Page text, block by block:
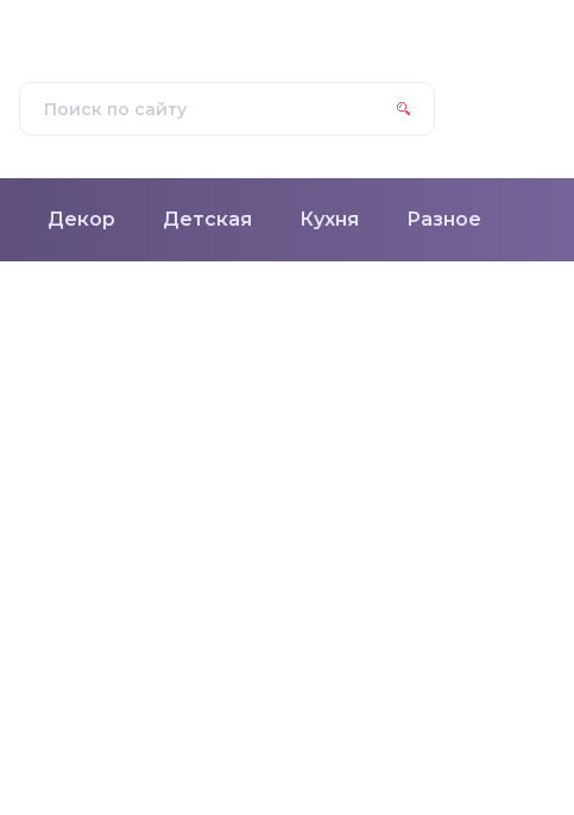
Декор Детская Кухня Разное